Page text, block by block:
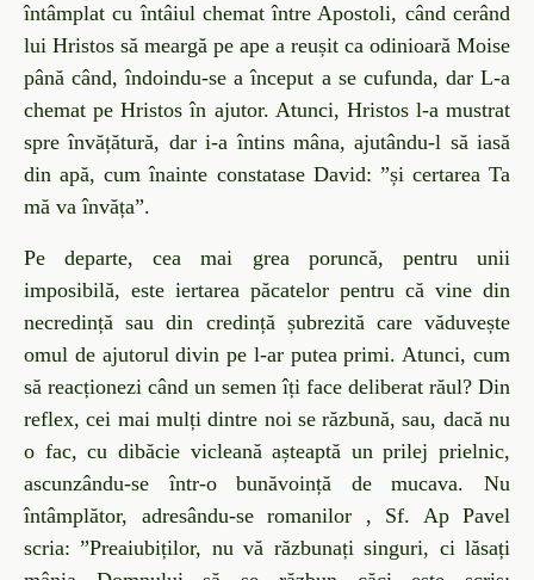
întâmplat cu întâiul chemat între Apostoli, când cerând
lui Hristos să meargă pe ape a reușit ca odinioară Moise
până când, îndoindu-se a început a se cufunda, dar L-a
chemat pe Hristos în ajutor. Atunci, Hristos l-a mustrat
spre învățătură, dar i-a întins mâna, ajutându-l să iasă
din apă, cum înainte constatase David: ”și certarea Ta
mă va învăța”.
Pe departe, cea mai grea poruncă, pentru unii
imposibilă, este iertarea păcatelor pentru că vine din
necredință sau din credință șubrezită care văduvește
omul de ajutorul divin pe l-ar putea primi. Atunci, cum
să reacționezi când un semen îți face deliberat răul? Din
reflex, cei mai mulți dintre noi se răzbună, sau, dacă nu
o fac, cu dibăcie vicleană așteaptă un prilej prielnic,
ascunzându-se într-o bunăvoință de mucava. Nu
întâmplător, adresându-se romanilor , Sf. Ap Pavel
scria: ”Preaiubiților, nu vă răzbunați singuri, ci lăsați